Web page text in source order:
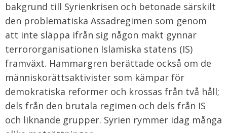
bakgrund till Syrienkrisen och betonade särskilt
den problematiska Assadregimen som genom
att inte släppa ifrån sig någon makt gynnar
terrororganisationen Islamiska statens (IS)
framväxt. Hammargren berättade också om de
människorättsaktivister som kämpar för
demokratiska reformer och krossas från två håll;
dels från den brutala regimen och dels från IS
och liknande grupper. Syrien rymmer idag många